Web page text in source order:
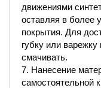
движениями
оставляя в более
покрытия. Для
губку или
смачивать.
7. Нанесение
самостоятельной